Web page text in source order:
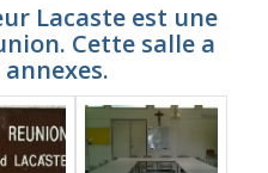
Lacaste est une
Cette salle a